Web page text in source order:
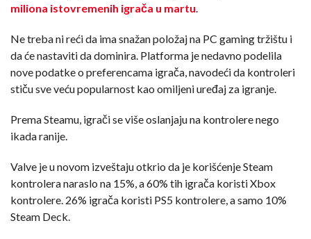
miliona istovremenih igrača u martu
Ne treba ni reći da ima snažan položaj na PC gaming tržištu i
da će nastaviti da dominira. Platforma je nedavno podelila
nove podatke o preferencama igrača, navodeći da kontroleri
stiču sve veću popularnost kao omiljeni uređaj za igranje.
Prema Steamu, igrači se više oslanjaju na kontrolere nego
ikada ranije.
Valve je u novom izveštaju otkrio da je korišćenje Steam
kontrolera naraslo na 15%, a 60% tih igrača koristi Xbox
kontrolere. 26% igrača koristi PS5 kontrolere, a samo 10%
Steam Deck.